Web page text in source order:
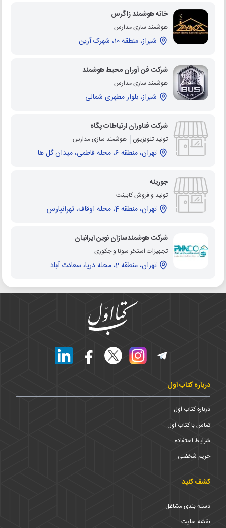
خانه هوشمند زاگرس
هوشمند سازی مدارس
شیراز، منطقه 10، شهرک آرین
شرکت فن آوران محیط هوشمند
هوشمند سازی مدارس
شیراز، بلوار مطهری شمالی
شرکت فناوران ارتباطات پگاه
تولید تلویزیون هوشمند سازی مدارس
تهران، منطقه 6، محله فاطمی، میدان گل ها
جورینه
تولید و فروش کابینت
تهران، منطقه 4، محله اوقاف، تهرانپارس
شرکت هوشمندسازان نوین ایرانیان
تجهیزات استخر سونا و جکوزی
تهران، منطقه 2، محله دریا، سعادت آباد
درباره کتاب اول
درباره کتاب اول
تماس با کتاب اول
شرایط استفاده
حریم شخضی
کشف کنید
دسته بندی مشاغل
نقشه سایت